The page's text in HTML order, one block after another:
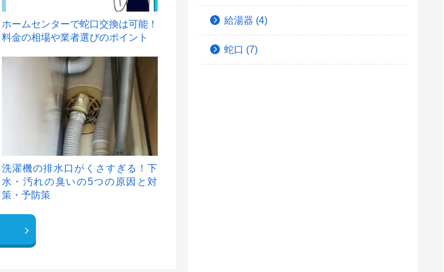
ホームセンターで蛇口交換は可能！
料金の相場や業者選びのポイント
洗濯機の排水口がくさすぎる！下
水・汚れの臭いの5つの原因と対
策・予防策
給湯器 (4)
蛇口 (7)